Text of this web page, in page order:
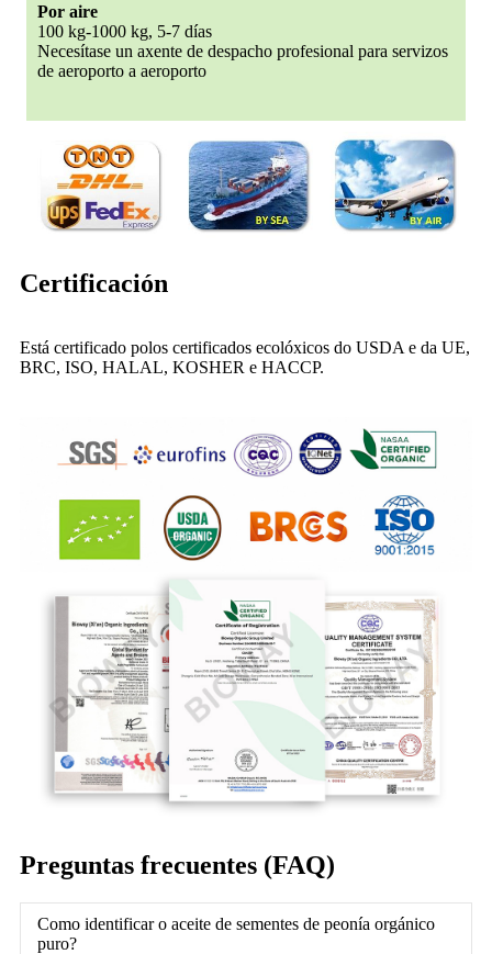
Por aire
100 kg-1000 kg, 5-7 días
Necesítase un axente de despacho profesional para servizos
de aeroporto a aeroporto
Certificación
Está certificado polos certificados ecolóxicos do USDA e da UE,
BRC, ISO, HALAL, KOSHER e HACCP.
Preguntas frecuentes (FAQ)
Como identificar o aceite de sementes de peonía orgánico
puro?